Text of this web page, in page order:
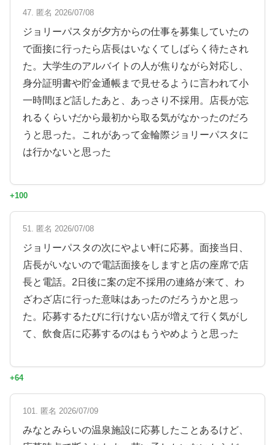
47. 匿名 2026/07/08
ジョリーパスタが夕方からの仕事を募集していたの
で面接に行ったら店長はいなくてしばらく待たされ
た。大学生のアルバイトの人が焦りながら対応し、
身分証明書や貯金通帳まで見せるように言われて小
一時間ほど話したあと、あっさり不採用。店長が忘
れるくらいだから最初から取る気がなかったのだろ
うと思った。これがあって金輪際ジョリーパスタに
は行かないと思った
+100
51. 匿名 2026/07/08
ジョリーパスタの次にやよい軒に応募。面接当日、
店長がいないので電話面接をしますと店の座席で店
長と電話。2日後に案の定不採用の連絡が来て、わ
ざわざ店に行った意味はあったのだろうかと思っ
た。応募するたびに行けない店が増えて行く気がし
て、飲食店に応募するのはもうやめようと思った
+64
101. 匿名 2026/07/09
みなとみらいの温泉施設に応募したことあるけど、